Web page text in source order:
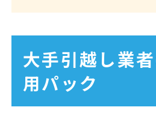
大手引越し業
用パック